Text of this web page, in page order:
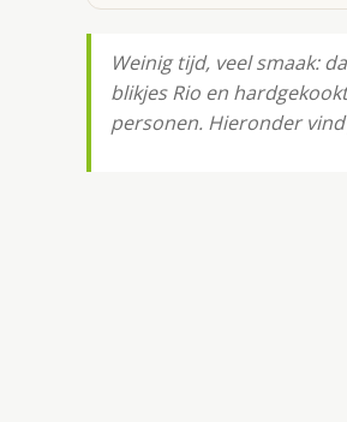
Weinig tijd, veel smaak:
blikjes Rio en
personen. Hieronder